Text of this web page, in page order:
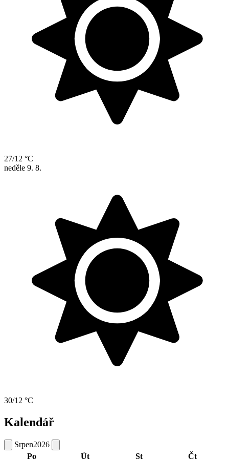
27/12 °C
neděle 9. 8.
30/12 °C
Kalendář
Srpen2026
Po
Út St
Čt